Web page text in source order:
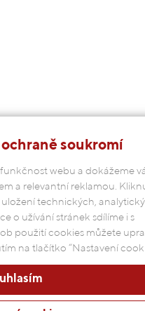
ochraně soukromí
webu a dokážeme
a relevantní reklamou.
uložení technických,
o užívání stránek sdílíme i s
použití cookies můžete
na tlačítko “Nastavení